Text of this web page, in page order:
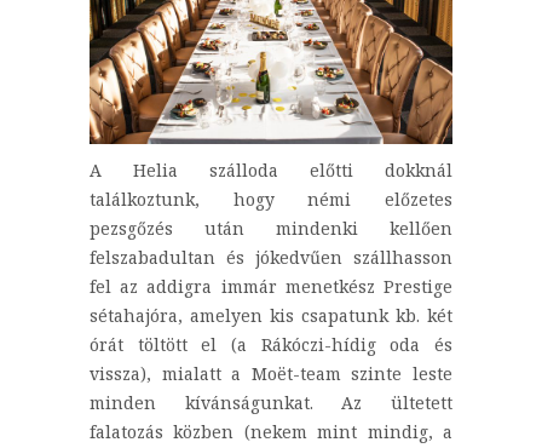
A Helia szálloda előtti dokknál
találkoztunk, hogy némi előzetes
pezsgőzés után mindenki kellően
felszabadultan és jókedvűen szállhasson
fel az addigra immár menetkész Prestige
sétahajóra, amelyen kis csapatunk kb. két
órát töltött el (a Rákóczi-hídig oda és
vissza), mialatt a Moët-team szinte leste
minden kívánságunkat. Az ültetett
falatozás közben (nekem mint mindig, a